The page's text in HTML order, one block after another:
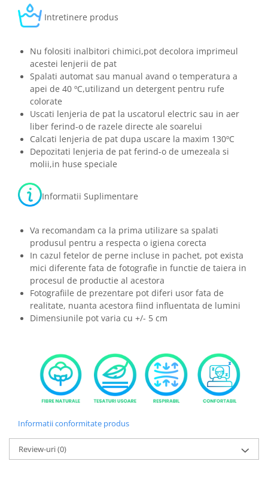
Intretinere produs
Nu folositi inalbitori chimici,pot decolora imprimeul
acestei lenjerii de pat
Spalati automat sau manual avand o temperatura a
apei de 40 ºC,utilizand un detergent pentru rufe
colorate
Uscati lenjeria de pat la uscatorul electric sau in aer
liber ferind-o de razele directe ale soarelui
Calcati lenjeria de pat dupa uscare la maxim 130ºC
Depozitati lenjeria de pat ferind-o de umezeala si
molii,in huse speciale
Informatii Suplimentare
Va recomandam ca la prima utilizare sa spalati
produsul pentru a respecta o igiena corecta
In cazul fetelor de perne incluse in pachet, pot exista
mici diferente fata de fotografie in functie de taiera in
procesul de productie al acestora
Fotografiile de prezentare pot diferi usor fata de
realitate, nuanta acestora fiind influentata de lumini
Dimensiunile pot varia cu +/- 5 cm
Informatii conformitate produs
Review-uri(0)